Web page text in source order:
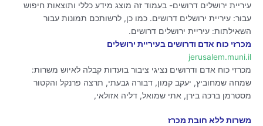
עיריית ירושלים דרושים- בעמוד זה מוצג מידע כללי ותוצאות חיפוש
עבור: עיריית ירושלים דרושים. כמו כן, לרשותכם תמונות עבור
השאילתות: עיריית ירושלים דרושים.
מכרזי כוח אדם ודרושים בעיריית ירושלים
jerusalem.muni.il
מכרזי כוח אדם ודרושים נציגי ציבור בועדות קבלה לאיוש משרות:
שמחה שמחוביץ, יעקב קמון, דבורה גבעתי, תרצה פרנקל והקטור
מסטרמן ברכה בירן, אתי שמואל, דליה אזולאי,
משרות ללא חובת מכרז